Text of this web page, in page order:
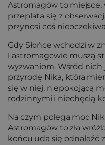
Astromagów to
przeplata się z
przynosi coś
Gdy Słońce wchodzi w
i astromagowie muszą
wyzwaniom. Wśród nich
przyrodę Nika, która
się w niej, niepokojącą
rodzinnymi i niechęcią
Na czym polega moc
Astromagów to zła
końcu uda się odnaleźć